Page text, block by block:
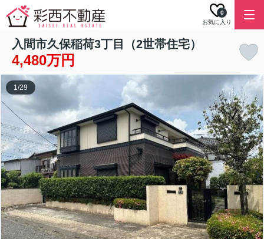
お気に入り
0
入間市久保稲荷3丁目（2世帯住宅）
4,480万円
1/29